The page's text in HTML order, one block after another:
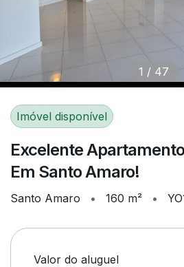
1 / 47
Imóvel disponível
Excelente
Em Santo Amaro!
Santo Amaro • 160 m² •
Valor do aluguel